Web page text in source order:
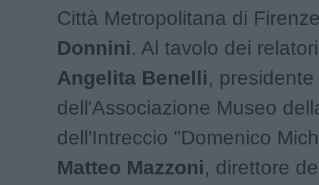
Città Metropolitana di
Donnini. Al tavolo dei
Angelita Benelli, presidente
dell'Associazione Museo
dell'Intreccio "Domenico
Matteo Mazzoni, direttore